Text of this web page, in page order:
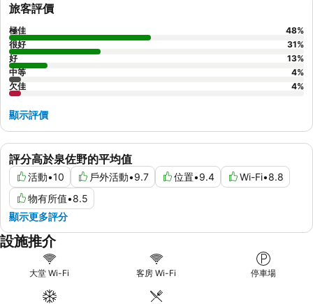
評分高於泉佐野的平均值
活動•10 戶外活動•9.7 位置•9.4 Wi-Fi•8.8
物有所值•8.5
顯示更多評分
旅客評價
極佳 48%
很好
31%
好
13%
中等
4%
欠佳
4%
顯示評價
設施推介
大堂 Wi-Fi 客房 Wi-Fi 停車場